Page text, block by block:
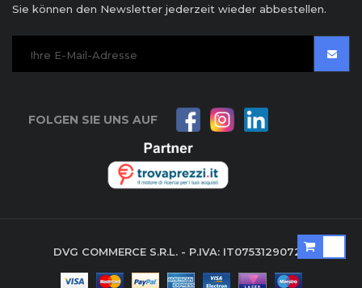
Sie können den Newsletter jederzeit wieder abbestellen.
FOLGEN SIE UNS AUF
DVG COMMERCE S.R.L. - P.IVA: IT07531290729